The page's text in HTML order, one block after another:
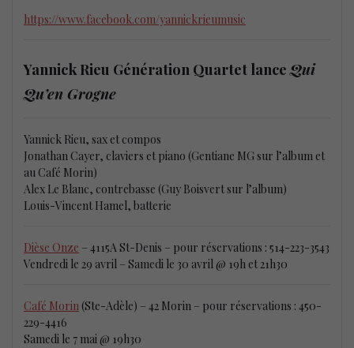
https://www.facebook.com/yannickrieumusic
Yannick Rieu Génération Quartet lanceQui
Qu’en Grogne
Yannick Rieu, sax et compos
Jonathan Cayer, claviers et piano (Gentiane MG sur l’album et
au Café Morin)
Alex Le Blanc, contrebasse (Guy Boisvert sur l’album)
Louis-Vincent Hamel, batterie
Dièse Onze – 4115A St-Denis – pour réservations : 514-223-3543
Vendredi le 29 avril – Samedi le 30 avril @ 19h et 21h30
Café Morin (Ste-Adèle) – 42 Morin – pour réservations : 450-
229-4416
Samedi le 7 mai @ 19h30